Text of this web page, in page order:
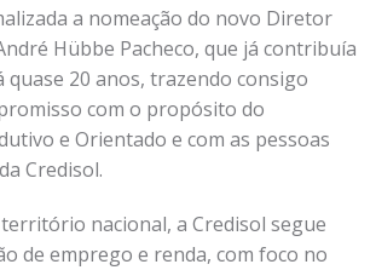
a nomeação do novo Diretor
Hübbe Pacheco, que já contribuía
quase 20 anos, trazendo consigo
com o propósito do
e Orientado e com as pessoas
Credisol.
nacional, a Credisol segue
de emprego e renda, com foco no